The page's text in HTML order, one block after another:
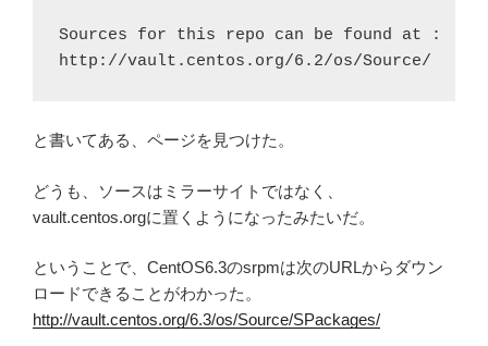
Sources for this repo can be found at :
http://vault.centos.org/6.2/os/Source/
と書いてある、ページを見つけた。
どうも、ソースはミラーサイトではなく、
vault.centos.orgに置くようになったみたいだ。
ということで、CentOS6.3のsrpmは次のURLからダウン
ロードできることがわかった。
http://vault.centos.org/6.3/os/Source/SPackages/